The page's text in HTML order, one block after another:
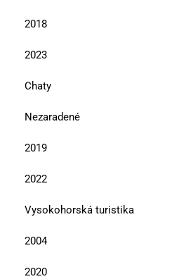
2018
2023
Chaty
Nezaradené
2019
2022
Vysokohorská turistika
2004
2020